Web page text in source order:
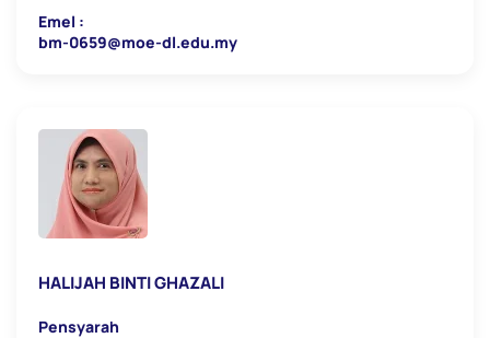
Emel :
bm-0659@moe-dl.edu.my
HALIJAH BINTI GHAZALI
Pensyarah